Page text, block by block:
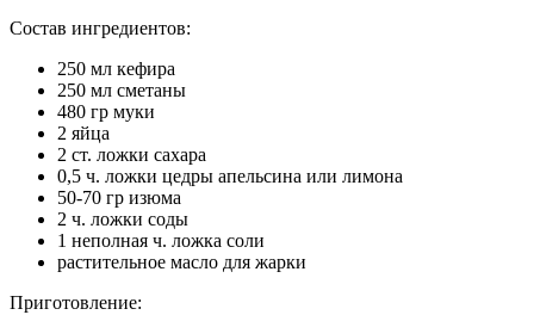
Состав ингредиентов:
250 мл кефира
250 мл сметаны
480 гр муки
2 яйца
2 ст. ложки сахара
0,5 ч. ложки цедры апельсина или лимона
50-70 гр изюма
2 ч. ложки соды
1 неполная ч. ложка соли
растительное масло для жарки
Приготовление: